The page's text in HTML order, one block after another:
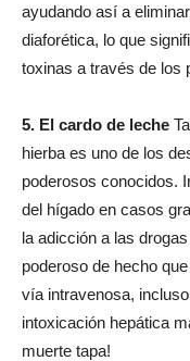
ayudando así a
diaforética, lo que
toxinas a través de los
5. El cardo de leche
hierba es uno de los
poderosos conocidos.
del hígado en casos
la adicción a las
poderoso de hecho
vía intravenosa,
intoxicación hepática
muerte tapa!